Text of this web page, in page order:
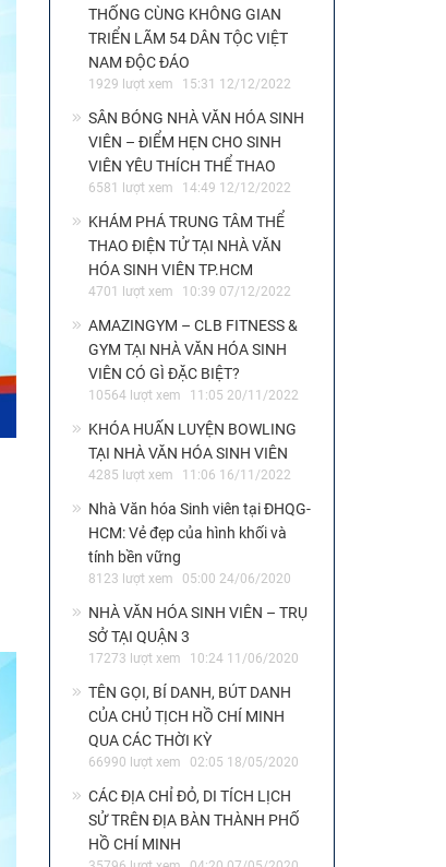
THỐNG CÙNG KHÔNG GIAN
TRIỂN LÃM 54 DÂN TỘC VIỆT
NAM ĐỘC ĐÁO
1929 lượt xem 15:31 12/12/2022
SÂN BÓNG NHÀ VĂN HÓA SINH
VIÊN – ĐIỂM HẸN CHO SINH
VIÊN YÊU THÍCH THỂ THAO
6581 lượt xem 14:49 12/12/2022
KHÁM PHÁ TRUNG TÂM THỂ
THAO ĐIỆN TỬ TẠI NHÀ VĂN
HÓA SINH VIÊN TP.HCM
4701 lượt xem 10:39 07/12/2022
AMAZINGYM – CLB FITNESS &
GYM TẠI NHÀ VĂN HÓA SINH
VIÊN CÓ GÌ ĐẶC BIỆT?
10564 lượt xem 11:05 20/11/2022
KHÓA HUẤN LUYỆN BOWLING
TẠI NHÀ VĂN HÓA SINH VIÊN
4285 lượt xem 11:06 16/11/2022
Nhà Văn hóa Sinh viên tại ĐHQG-
HCM: Vẻ đẹp của hình khối và
tính bền vững
8123 lượt xem 05:00 24/06/2020
NHÀ VĂN HÓA SINH VIÊN – TRỤ
SỞ TẠI QUẬN 3
17273 lượt xem 10:24 11/06/2020
TÊN GỌI, BÍ DANH, BÚT DANH
CỦA CHỦ TỊCH HỒ CHÍ MINH
QUA CÁC THỜI KỲ
66990 lượt xem 02:05 18/05/2020
CÁC ĐỊA CHỈ ĐỎ, DI TÍCH LỊCH
SỬ TRÊN ĐỊA BÀN THÀNH PHỐ
HỒ CHÍ MINH